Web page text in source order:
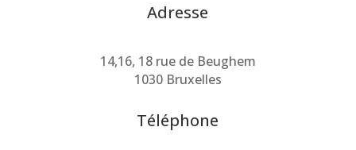
Adresse
14,16, 18 rue de Beughem
1030 Bruxelles
Téléphone